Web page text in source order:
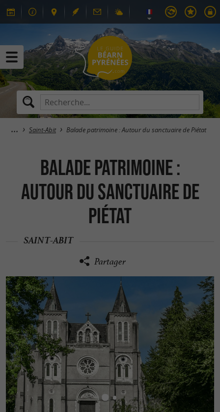
Saint-Abit Balade patrimoine : Autour du sanctuaire de Piétat
Balade patrimoine :
Autour du sanctuaire de
Piétat
SAINT-ABIT
Partager